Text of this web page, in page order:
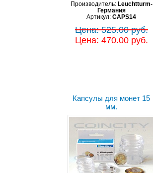
Производитель: Leuchtturm-
Германия
Артикул: CAPS14
Цена: 525.00 руб.
Цена: 470.00 руб.
Капсулы для монет 15
мм.